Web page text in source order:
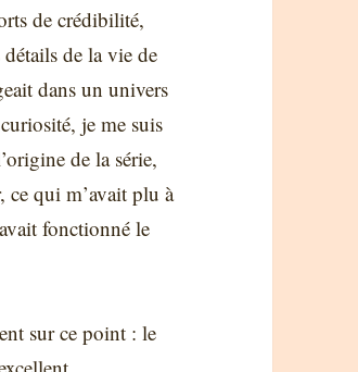
de crédibilité,
de la vie de
dans un univers
je me suis
de la série,
ce qui m’avait plu à
fonctionné le
sur ce point : le